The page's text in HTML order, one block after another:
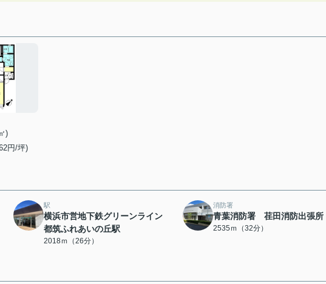
)
円/坪)
駅
横浜市営地下鉄グリーンライン
都筑ふれあいの丘駅
2018ｍ（26分）
消防署
青葉消防署 荏田消防出張所
2535ｍ（32分）